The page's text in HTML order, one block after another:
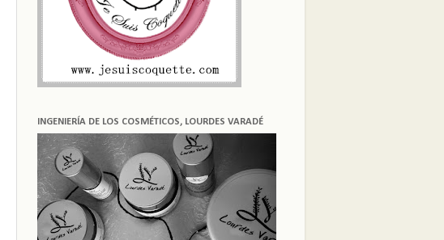
INGENIERÍA DE LOS COSMÉTICOS, LOURDES VARADÉ